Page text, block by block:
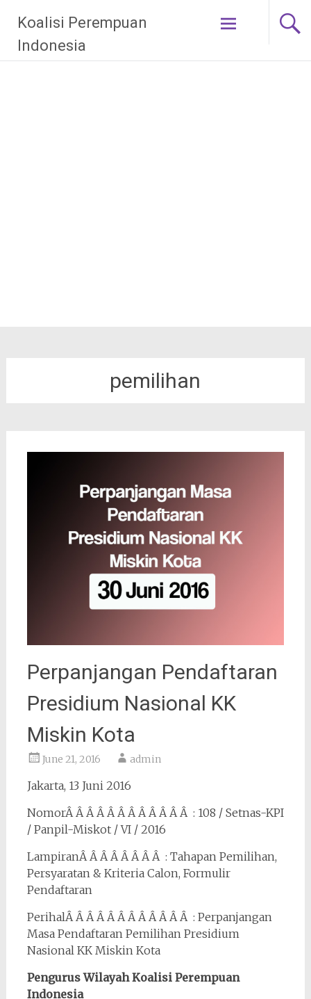
content
Koalisi Perempuan
Indonesia
pemilihan
Perpanjangan Pendaftaran
Presidium Nasional KK
Miskin Kota
June 21, 2016 admin
Jakarta, 13 Juni 2016
NomorÂ Â Â Â Â Â Â Â Â Â Â Â : 108 / Setnas-KPI
/ Panpil-Miskot / VI / 2016
LampiranÂ Â Â Â Â Â Â Â : Tahapan Pemilihan,
Persyaratan & Kriteria Calon, Formulir
Pendaftaran
PerihalÂ Â Â Â Â Â Â Â Â Â Â Â : Perpanjangan
Masa Pendaftaran Pemilihan Presidium
Nasional KK Miskin Kota
Pengurus Wilayah Koalisi Perempuan
Indonesia